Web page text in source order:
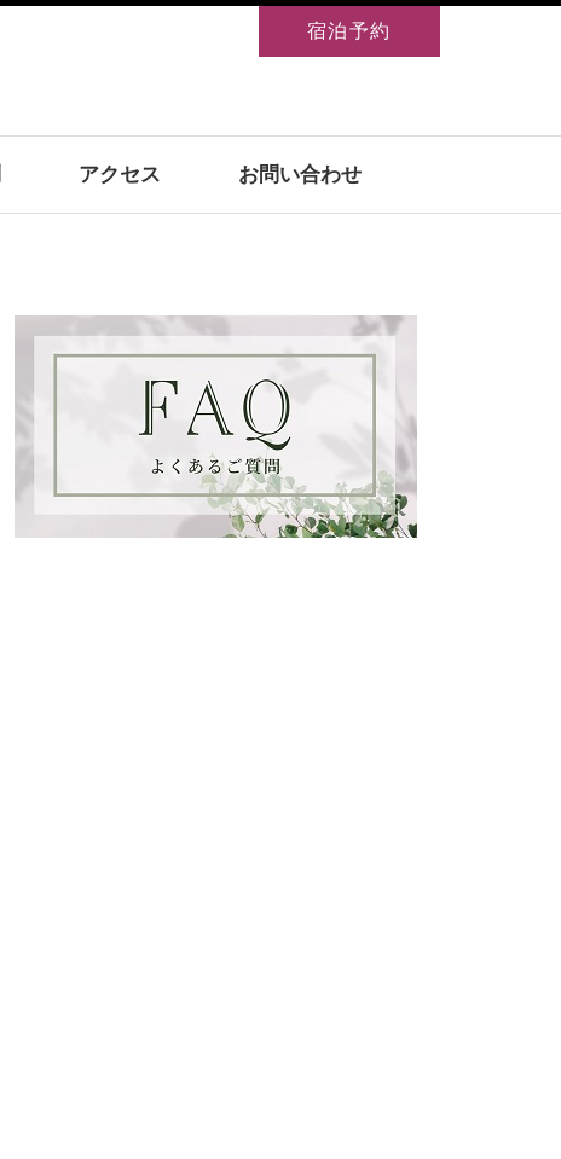
宿泊予約
アクセス お問い合わせ